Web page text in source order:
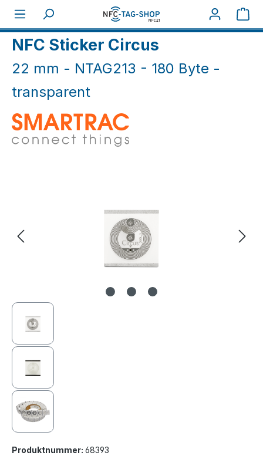
Zum Hauptinhalt springen
NFC Sticker transparent
NFC Sticker Circus
22 mm - NTAG213 - 180 Byte -
transparent
Produktnummer: 68393